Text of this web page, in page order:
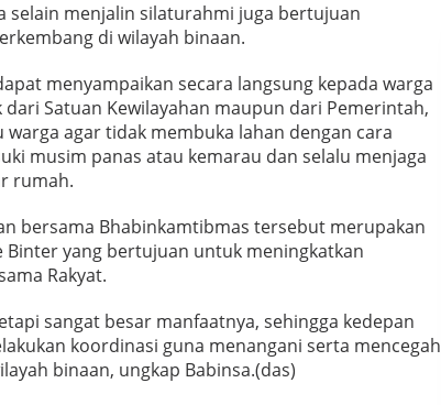
selain menjalin silaturahmi juga bertujuan
di wilayah binaan.
menyampaikan secara langsung kepada warga
Satuan Kewilayahan maupun dari Pemerintah,
agar tidak membuka lahan dengan cara
musim panas atau kemarau dan selalu menjaga
rumah.
bersama Bhabinkamtibmas tersebut merupakan
Binter yang bertujuan untuk meningkatkan
Rakyat.
sangat besar manfaatnya, sehingga kedepan
koordinasi guna menangani serta mencegah
binaan, ungkap Babinsa.(das)